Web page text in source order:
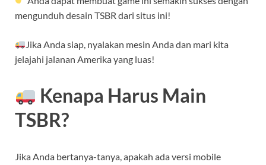
mengunduh desain TSBR dari situs ini!
Jika Anda siap, nyalakan mesin Anda dan mari kita
jelajahi jalanan Amerika yang luas!
Kenapa Harus Main
TSBR?
Jika Anda bertanya-tanya, apakah ada versi mobile